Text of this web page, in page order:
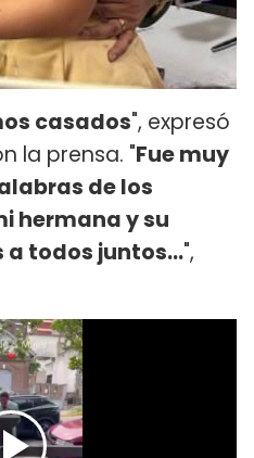
casados", expresó
la prensa. "Fue muy
de los
hermana y su
todos juntos...",